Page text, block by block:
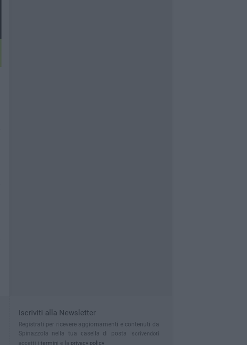
Iscriviti alla Newsletter
Registrati per ricevere aggiornamenti e contenuti da
Spinazzola nella tua casella di posta
Iscrivendoti
accetti i termini e la privacy policy